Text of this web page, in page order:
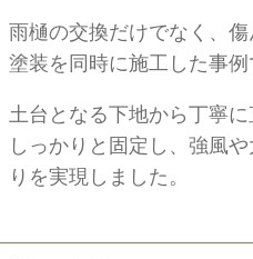
雨樋の交換だけでなく、
塗装を同時に施工した事例
土台となる下地から丁寧
しっかりと固定し、強風
りを実現しました。